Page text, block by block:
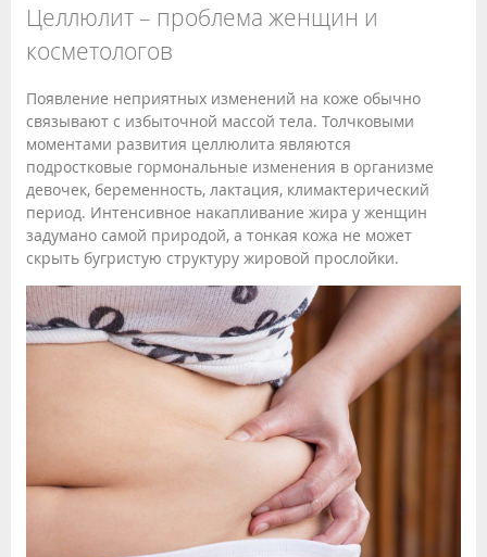
Целлюлит – проблема женщин и
косметологов
Появление неприятных изменений на коже обычно
связывают с избыточной массой тела. Толчковыми
моментами развития целлюлита являются
подростковые гормональные изменения в организме
девочек, беременность, лактация, климактерический
период. Интенсивное накапливание жира у женщин
задумано самой природой, а тонкая кожа не может
скрыть бугристую структуру жировой прослойки.